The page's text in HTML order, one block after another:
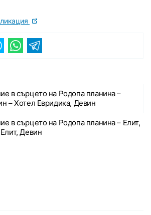
в сърцето на Родопа планина –
– Хотел Евридика, Девин
в сърцето на Родопа планина – Елит,
Девин